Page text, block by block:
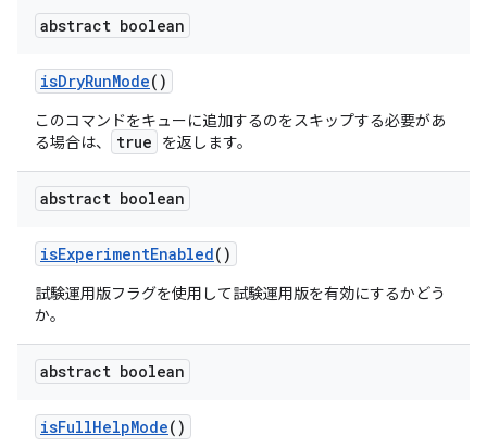
abstract boolean
isDryRunMode()
このコマンドをキューに追加するのをスキップする必要があ
る場合は、
true を返します。
abstract boolean
isExperimentEnabled()
試験運用版フラグを使用して試験運用版を有効にするかどう
か。
abstract boolean
isFullHelpMode()